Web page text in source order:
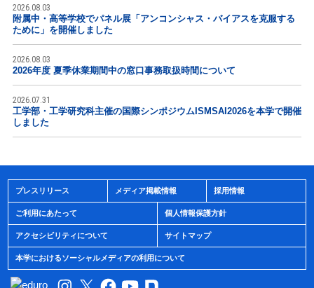
2026.08.03
附属中・高等学校でパネル展「アンコンシャス・バイアスを克服する
ために」を開催しました
2026.08.03
2026年度 夏季休業期間中の窓口事務取扱時間について
2026.07.31
工学部・工学研究科主催の国際シンポジウムISMSAI2026を本学で開催
しました
プレスリリース メディア掲載情報 採用情報
ご利用にあたって 個人情報保護方針
アクセシビリティについて サイトマップ
本学におけるソーシャルメディアの利用について